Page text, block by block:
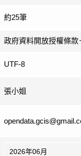
約25筆
政府資料開放授權條款
UTF-8
張小姐
2026年06月